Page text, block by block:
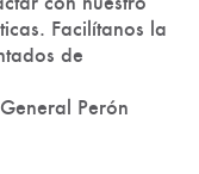
Facilítanos la
de
Perón